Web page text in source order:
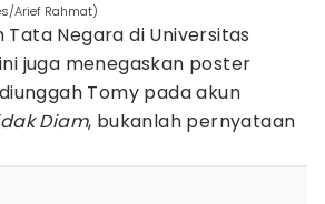
Arief Rahmat)
Tata Negara di Universitas
juga menegaskan poster
Tomy pada akun
Diam, bukanlah pernyataan